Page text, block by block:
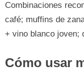
Combinaciones
café; muffins de
+ vino blanco joven;
Cómo usar